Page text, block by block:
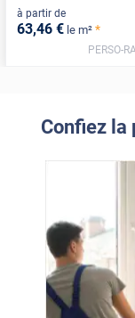
à partir de
63,46 € le m² *
PERSO-
Confiez la